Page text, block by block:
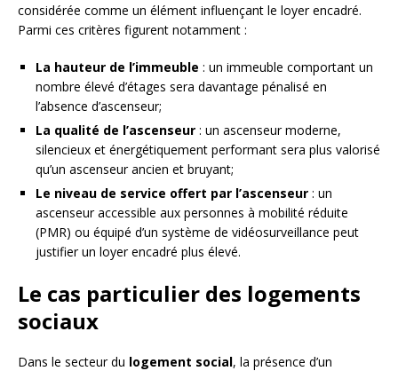
considérée comme un élément influençant le loyer encadré.
Parmi ces critères figurent notamment :
La hauteur de l’immeuble : un immeuble comportant un
nombre élevé d’étages sera davantage pénalisé en
l’absence d’ascenseur;
La qualité de l’ascenseur : un ascenseur moderne,
silencieux et énergétiquement performant sera plus valorisé
qu’un ascenseur ancien et bruyant;
Le niveau de service offert par l’ascenseur : un
ascenseur accessible aux personnes à mobilité réduite
(PMR) ou équipé d’un système de vidéosurveillance peut
justifier un loyer encadré plus élevé.
Le cas particulier des logements
sociaux
Dans le secteur du logement social, la présence d’un